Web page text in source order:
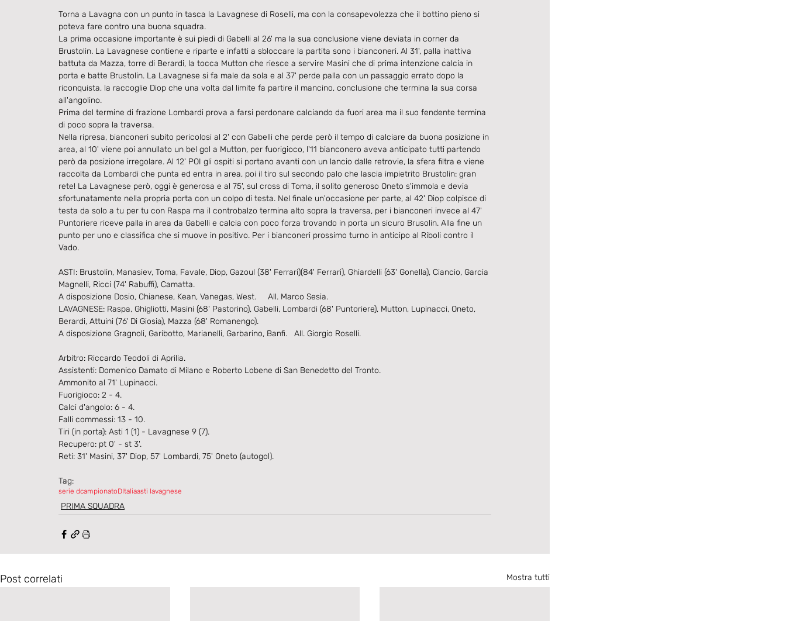
Torna a Lavagna con un punto in tasca la Lavagnese di Roselli, ma con la consapevolezza che il bottino pieno si
poteva fare contro una buona squadra.
La prima occasione importante è sui piedi di Gabelli al 26' ma la sua conclusione viene deviata in corner da
Brustolin. La Lavagnese contiene e riparte e infatti a sbloccare la partita sono i bianconeri. Al 31', palla inattiva
battuta da Mazza, torre di Berardi, la tocca Mutton che riesce a servire Masini che di prima intenzione calcia in
porta e batte Brustolin. La Lavagnese si fa male da sola e al 37' perde palla con un passaggio errato dopo la
riconquista, la raccoglie Diop che una volta dal limite fa partire il mancino, conclusione che termina la sua corsa
all'angolino.
Prima del termine di frazione Lombardi prova a farsi perdonare calciando da fuori area ma il suo fendente termina
di poco sopra la traversa.
Nella ripresa, bianconeri subito pericolosi al 2' con Gabelli che perde però il tempo di calciare da buona posizione in
area, al 10' viene poi annullato un bel gol a Mutton, per fuorigioco, l'11 bianconero aveva anticipato tutti partendo
però da posizione irregolare. Al 12' POI gli ospiti si portano avanti con un lancio dalle retrovie, la sfera filtra e viene
raccolta da Lombardi che punta ed entra in area, poi il tiro sul secondo palo che lascia impietrito Brustolin: gran
rete! La Lavagnese però, oggi è generosa e al 75', sul cross di Toma, il solito generoso Oneto s'immola e devia
sfortunatamente nella propria porta con un colpo di testa. Nel finale un'occasione per parte, al 42' Diop colpisce di
testa da solo a tu per tu con Raspa ma il controbalzo termina alto sopra la traversa, per i bianconeri invece al 47'
Puntoriere riceve palla in area da Gabelli e calcia con poco forza trovando in porta un sicuro Brusolin. Alla fine un
punto per uno e classifica che si muove in positivo. Per i bianconeri prossimo turno in anticipo al Riboli contro il
Vado.
ASTI: Brustolin, Manasiev, Toma, Favale, Diop, Gazoul (38' Ferrari)(84' Ferrari), Ghiardelli (63' Gonella), Ciancio, Garcia
Magnelli, Ricci (74' Rabuffi), Camatta.
A disposizione Dosio, Chianese, Kean, Vanegas, West.     All. Marco Sesia.
LAVAGNESE: Raspa, Ghigliotti, Masini (68' Pastorino), Gabelli, Lombardi (68' Puntoriere), Mutton, Lupinacci, Oneto,
Berardi, Attuini (76' Di Giosia), Mazza (68' Romanengo).
A disposizione Gragnoli, Garibotto, Marianelli, Garbarino, Banfi.   All. Giorgio Roselli.
Arbitro: Riccardo Teodoli di Aprilia.
Assistenti: Domenico Damato di Milano e Roberto Lobene di San Benedetto del Tronto.
Ammonito al 71' Lupinacci.
Fuorigioco: 2 - 4.
Calci d'angolo: 6 - 4.
Falli commessi: 13 - 10.
Tiri (in porta): Asti 1 (1) - Lavagnese 9 (7).
Recupero: pt 0' - st 3'.
Reti: 31' Masini, 37' Diop, 57' Lombardi, 75' Oneto (autogol).
Tag:
serie dcampionatoDItaliaasti lavagnese
PRIMA SQUADRA
Post correlati Mostra tutti